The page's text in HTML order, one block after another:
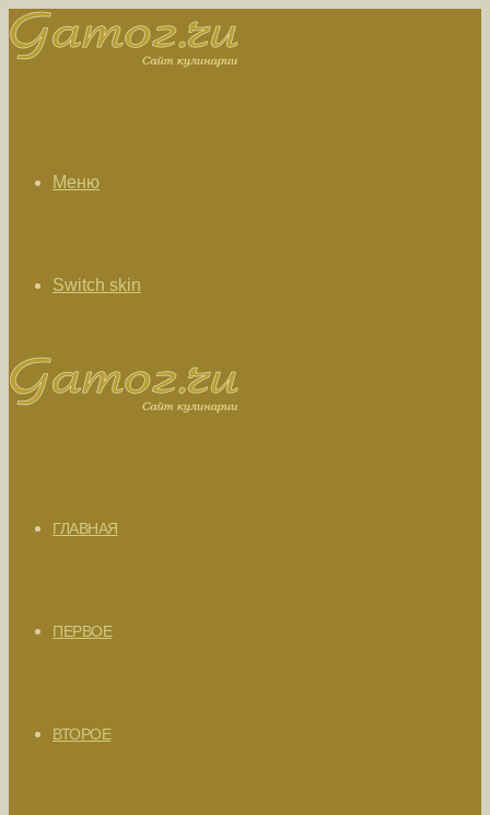
Меню
Switch skin
ГЛАВНАЯ
ПЕРВОЕ
ВТОРОЕ